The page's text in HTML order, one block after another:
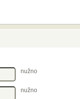
nužno
nužno